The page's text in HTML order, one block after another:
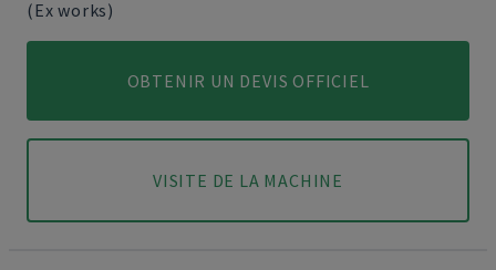
(Ex works)
OBTENIR UN DEVIS OFFICIEL
VISITE DE LA MACHINE